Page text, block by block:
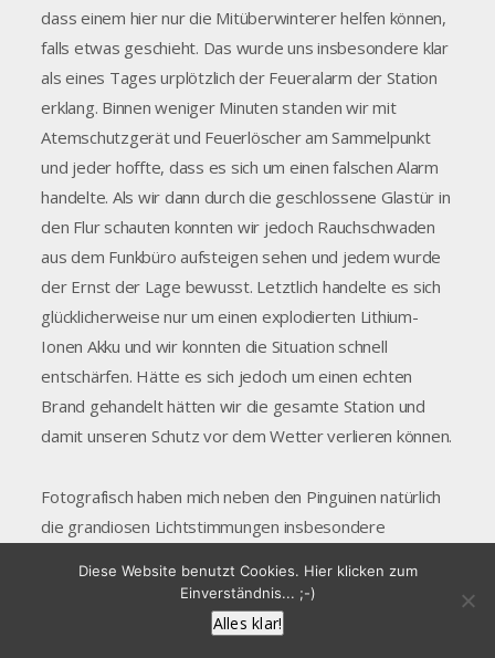
dass einem hier nur die Mitüberwinterer helfen können,
falls etwas geschieht. Das wurde uns insbesondere klar
als eines Tages urplötzlich der Feueralarm der Station
erklang. Binnen weniger Minuten standen wir mit
Atemschutzgerät und Feuerlöscher am Sammelpunkt
und jeder hoffte, dass es sich um einen falschen Alarm
handelte. Als wir dann durch die geschlossene Glastür in
den Flur schauten konnten wir jedoch Rauchschwaden
aus dem Funkbüro aufsteigen sehen und jedem wurde
der Ernst der Lage bewusst. Letztlich handelte es sich
glücklicherweise nur um einen explodierten Lithium-
Ionen Akku und wir konnten die Situation schnell
entschärfen. Hätte es sich jedoch um einen echten
Brand gehandelt hätten wir die gesamte Station und
damit unseren Schutz vor dem Wetter verlieren können.
Fotografisch haben mich neben den Pinguinen natürlich
die grandiosen Lichtstimmungen insbesondere
schönsten war es, wenn ein leichter Wind den lockeren
Firn über den Boden hinweg driften lies. Entgegen den
Diese Website benutzt Cookies. Hier klicken zum
Einverständnis... ;-)
Alles klar!